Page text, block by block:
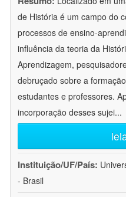
de História é um campo do
processos de ensino-
influência da teoria da
Aprendizagem,
debruçado sobre a
estudantes e professores.
incorporação desses sujei...
Instituição/UF/País:
- Brasil